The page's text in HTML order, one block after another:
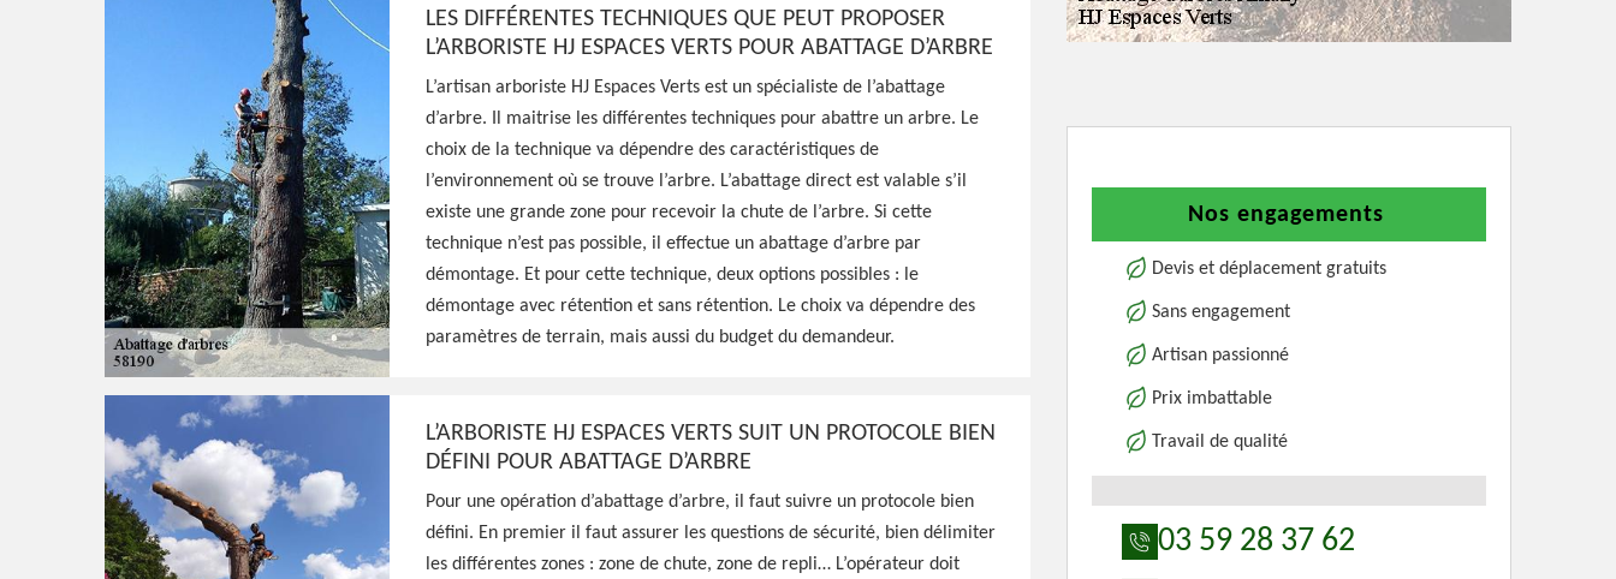
Hoerter Joseph Elagage 58
Entreprise abattage
d'arbres Amazy 58190
HJ Espaces Verts est un jardinier professionnel à Amazy 58190 qui
propose ses services pour s'occuper de l'abattage de vos arbres,
prends les précautions nécessaires pour ce faire
Voir Nos Realisations Contactez-Nous!
LES DIFFÉRENTES TECHNIQUES QUE PEUT PROPOSER
L’ARBORISTE HJ ESPACES VERTS POUR ABATTAGE D’ARBRE
L’artisan arboriste HJ Espaces Verts est un spécialiste de l’abattage
d’arbre. Il maitrise les différentes techniques pour abattre un arbre. Le
choix de la technique va dépendre des caractéristiques de
l’environnement où se trouve l’arbre. L’abattage direct est valable s’il
existe une grande zone pour recevoir la chute de l’arbre. Si cette
technique n’est pas possible, il effectue un abattage d’arbre par
démontage. Et pour cette technique, deux options possibles : le
démontage avec rétention et sans rétention. Le choix va dépendre des
paramètres de terrain, mais aussi du budget du demandeur.
L’ARBORISTE HJ ESPACES VERTS SUIT UN PROTOCOLE BIEN
DÉFINI POUR ABATTAGE D’ARBRE
Pour une opération d’abattage d’arbre, il faut suivre un protocole bien
défini. En premier il faut assurer les questions de sécurité, bien délimiter
les différentes zones : zone de chute, zone de repli… L’opérateur doit
Nos engagements
Devis et déplacement gratuits
Sans engagement
Artisan passionné
Prix imbattable
Travail de qualité
03 59 28 37 62